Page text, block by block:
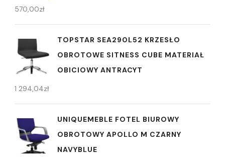
570,00zł
TOPSTAR SEA290L52 KRZESŁO
OBROTOWE SITNESS CUBE MATERIAŁ
OBICIOWY ANTRACYT
1 294,04zł
UNIQUEMEBLE FOTEL BIUROWY
OBROTOWY APOLLO M CZARNY
NAVYBLUE